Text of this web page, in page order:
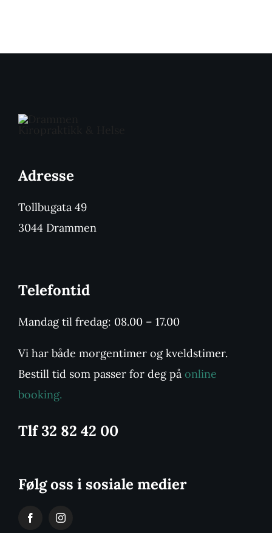
Adresse
Tollbugata 49
3044 Drammen
Telefontid
Mandag til fredag: 08.00 – 17.00
Vi har både morgentimer og kveldstimer.
Bestill tid som passer for deg på online
booking.
Tlf 32 82 42 00
Følg oss i sosiale medier